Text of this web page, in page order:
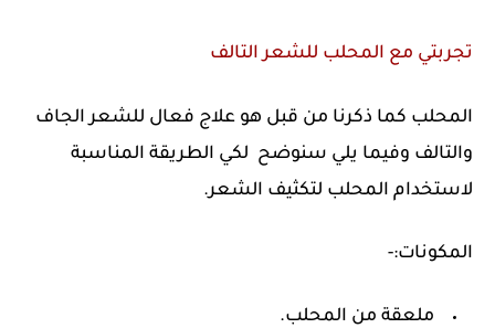
تجربتي مع المحلب للشعر التالف
المحلب كما ذكرنا من قبل هو علاج فعال للشعر الجاف
والتالف وفيما يلي سنوضح لكي الطريقة المناسبة
لاستخدام المحلب لتكثيف الشعر.
المكونات:-
ملعقة من المحلب.